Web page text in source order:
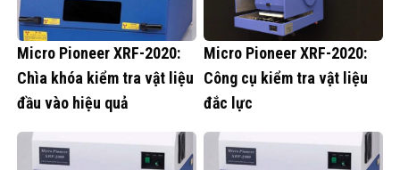
Micro Pioneer XRF-2020:
Chìa khóa kiểm tra vật liệu
đầu vào hiệu quả
Micro Pioneer XRF-2020:
Công cụ kiểm tra vật liệu
đắc lực